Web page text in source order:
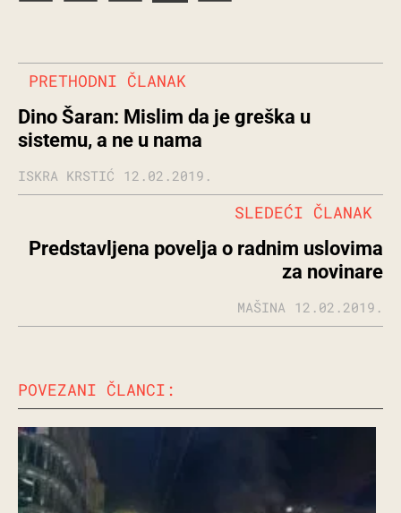
PRETHODNI ČLANAK
Dino Šaran: Mislim da je greška u
sistemu, a ne u nama
ISKRA KRSTIĆ 12.02.2019.
Predstavljena povelja o radnim uslovima
za novinare
SLEDEĆI ČLANAK
MAŠINA 12.02.2019.
POVEZANI ČLANCI: